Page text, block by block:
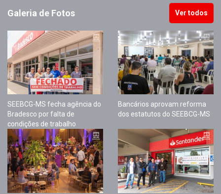
Galeria de Fotos Ver todos
SEEBCG-MS fecha agência do
Bradesco por falta de
condições de trabalho
Bancários aprovam reforma
dos estatutos do SEEBCG-MS